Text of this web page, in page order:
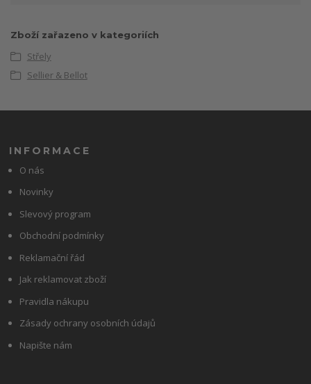
Zboží zařazeno v kategoriích
Střely
Sellier & Bellot
INFORMACE
O nás
Novinky
Slevový program
Obchodní podmínky
Reklamační řád
Jak reklamovat zboží
Pravidla nákupu
Zásady ochrany osobních údajů
Napište nám